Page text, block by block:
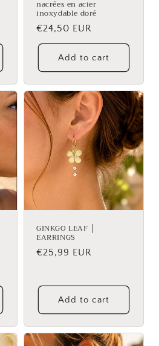
nacrées en acier
inoxydable doré
Regular
price
€24,50 EUR
Add to cart
GINKGO LEAF │
EARRINGS
Regular
€25,99 EUR
Add to cart